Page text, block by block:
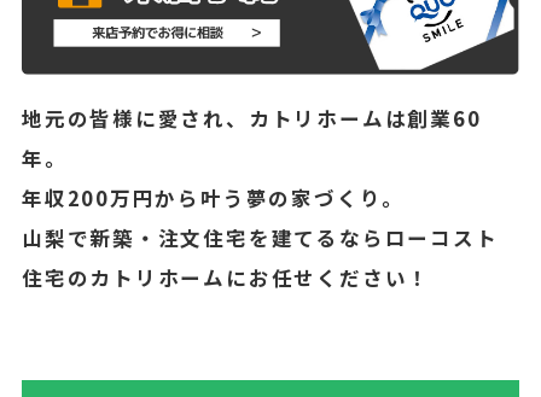
地元の皆様に愛され、カトリホームは創業60
年。
年収200万円から叶う夢の家づくり。
山梨で新築・注文住宅を建てるならローコスト
住宅のカトリホームにお任せください！